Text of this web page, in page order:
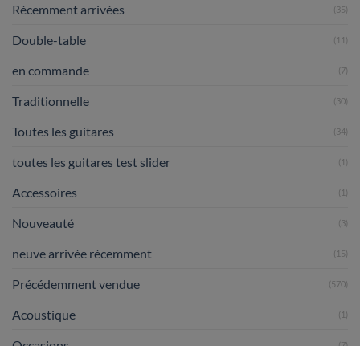
Récemment arrivées (35)
Double-table (11)
en commande (7)
Traditionnelle (30)
Toutes les guitares (34)
toutes les guitares test slider (1)
Accessoires (1)
Nouveauté (3)
neuve arrivée récemment (15)
Précédemment vendue (570)
Acoustique (1)